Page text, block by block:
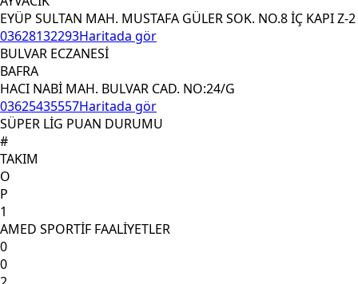
EYÜP SULTAN MAH. MUSTAFA GÜLER SOK. NO.8 İÇ KAPI Z-2
03628132293Haritada gör
BULVAR ECZANESİ
BAFRA
HACI NABİ MAH. BULVAR CAD. NO:24/G
03625435557Haritada gör
SÜPER LİG PUAN DURUMU
#
TAKIM
O
P
1
AMED SPORTİF FAALİYETLER
0
0